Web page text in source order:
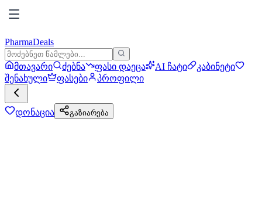
PharmaDeals
მთავარი ძებნა ფასი დაეცა AI ჩატი
კაბინეტი
შენახული
ფასები პროფილი
დონაცია გაზიარება